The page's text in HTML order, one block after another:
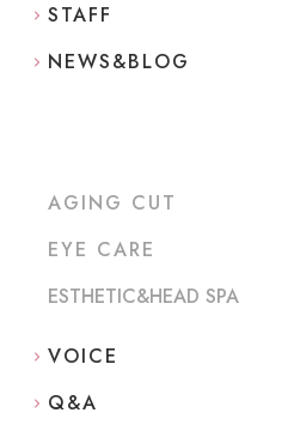
STAFF
NEWS&BLOG
AGING CUT
EYE CARE
ESTHETIC&HEAD SPA
VOICE
Q&A